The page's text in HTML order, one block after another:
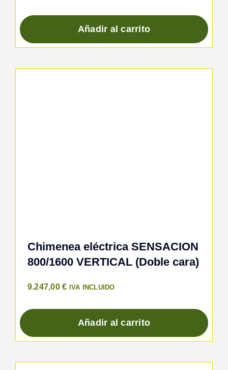
Añadir al carrito
Chimenea eléctrica SENSACION
800/1600 VERTICAL (Doble cara)
9.247,00€ IVA INCLUIDO
Añadir al carrito